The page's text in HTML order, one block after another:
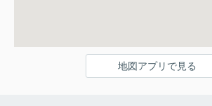
地図アプリで見る